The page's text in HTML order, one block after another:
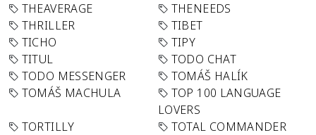
THEAVERAGE
THENEEDS
THRILLER
TIBET
TICHO
TIPY
TITUL
TODO CHAT
TODO MESSENGER
TOMÁŠ HALÍK
TOMÁŠ MACHULA
TOP 100 LANGUAGE
LOVERS
TORTILLY
TOTAL COMMANDER